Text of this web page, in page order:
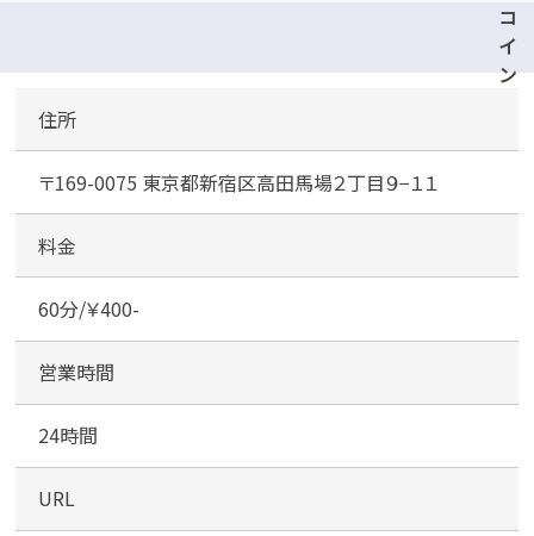
します
コ
イ
ン
ク
田
場
住所
〒169-0075 東京都新宿区高田馬場２丁目９−１１
料金
60分/￥400-
営業時間
24時間
URL